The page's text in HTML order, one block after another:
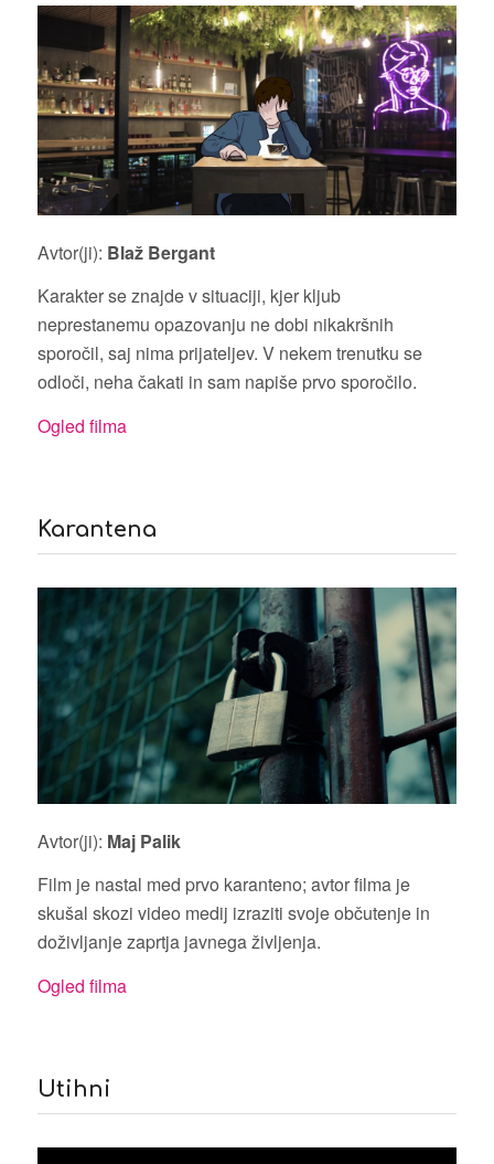
Avtor(ji): Blaž Bergant
Karakter se znajde v situaciji, kjer kljub
neprestanemu opazovanju ne dobi nikakršnih
sporočil, saj nima prijateljev. V nekem trenutku se
odloči, neha čakati in sam napiše prvo sporočilo.
Ogled filma
Karantena
Avtor(ji): Maj Palik
Film je nastal med prvo karanteno; avtor filma je
skušal skozi video medij izraziti svoje občutenje in
doživljanje zaprtja javnega življenja.
Ogled filma
Utihni